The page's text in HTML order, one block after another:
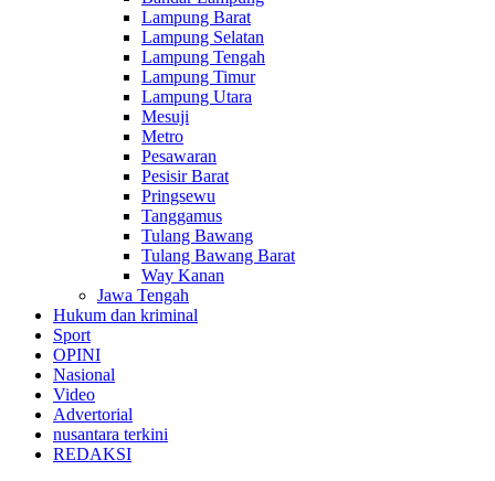
Lampung Barat
Lampung Selatan
Lampung Tengah
Lampung Timur
Lampung Utara
Mesuji
Metro
Pesawaran
Pesisir Barat
Pringsewu
Tanggamus
Tulang Bawang
Tulang Bawang Barat
Way Kanan
Jawa Tengah
Hukum dan kriminal
Sport
OPINI
Nasional
Video
Advertorial
nusantara terkini
REDAKSI